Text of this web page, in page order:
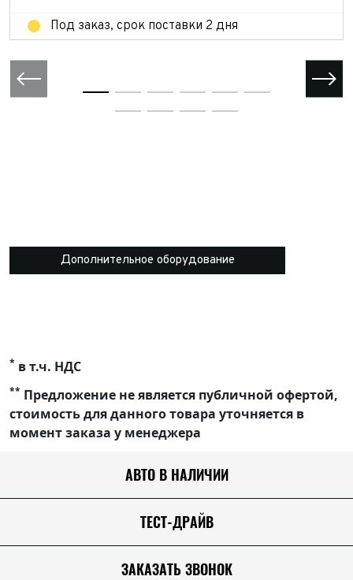
Под заказ, срок поставки 2 дня
Дополнительное оборудование
* в т.ч. НДС
** Предложение не является публичной офертой,
стоимость для данного товара уточняется в
момент заказа у менеджера
АВТО В НАЛИЧИИ
ТЕСТ-ДРАЙВ
ЗАКАЗАТЬ ЗВОНОК